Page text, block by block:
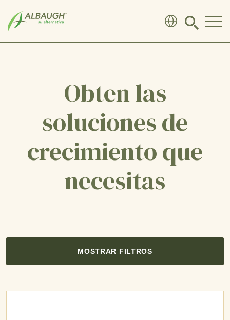
Click
search
Obten las
soluciones de
crecimiento que
necesitas
MOSTRAR FILTROS